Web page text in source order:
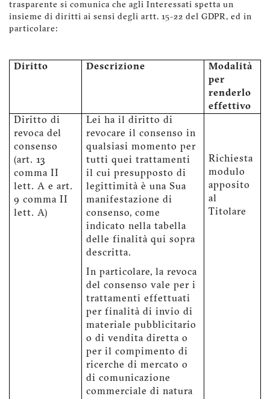
trasparente si comunica che agli Interessati spetta un
insieme di diritti ai sensi degli artt. 15-22 del GDPR, ed in
particolare:
Diritto Descrizione
Modalità
per
renderlo
effettivo
Diritto di
revoca del
consenso
(art. 13
comma II
lett. A e art.
9 comma II
lett. A)
Lei ha il diritto di
revocare il consenso in
qualsiasi momento per
tutti quei trattamenti
il cui presupposto di
legittimità è una Sua
manifestazione di
consenso, come
indicato nella tabella
delle finalità qui sopra
descritta.
In particolare, la revoca
del consenso vale per i
trattamenti effettuati
per finalità di invio di
materiale pubblicitario
o di vendita diretta o
per il compimento di
ricerche di mercato o
di comunicazione
commerciale di natura
Richiesta
modulo
apposito
al
Titolare